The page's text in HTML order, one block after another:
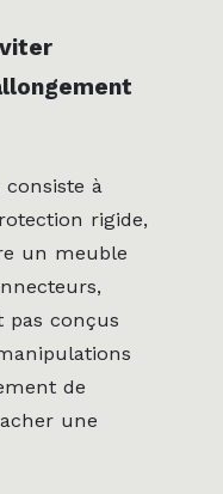
consiste à
rigide,
un meuble
pas conçus
de
une